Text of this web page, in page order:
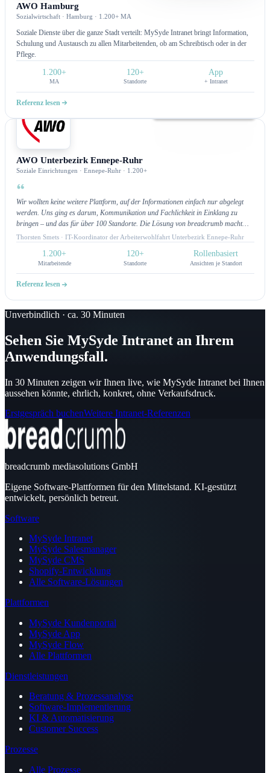
AWO Hamburg
Sozialwirtschaft · Hamburg · 1.200+ MA
Soziale Dienste über die ganze Stadt verteilt: MySyde Intranet bringt Information,
Schulung und Austausch zu allen Mitarbeitenden, ob am Schreibtisch oder in der
Pflege.
1.200+
MA
120+
Standorte
App
+ Intranet
Referenz lesen
Intranet
AWO Unterbezirk Ennepe-Ruhr
Soziale Einrichtungen · Ennepe-Ruhr · 1.200+
Wir wollten keine weitere Plattform, auf der Informationen einfach nur abgelegt
werden. Uns ging es darum, Kommunikation und Fachlichkeit in Einklang zu
bringen – und das für über 100 Standorte. Die Lösung von breadcrumb macht
genau das möglich: Mitarbeitende finden, was sie brauchen, und Fachbereiche
sondern ein echtes Arbeitsinstrument.Alle noch so individuellen Wünsche, konnten
bisher umgesetzt werden. Hier passt sich das Intranet unseren Prozessen an und
Thorsten Smets · IT-Koordinator der Arbeiterwohlfahrt Unterbezirk Ennepe-Ruhr
1.200+
Mitarbeitende
120+
Standorte
Rollenbasiert
Ansichten je Standort
Referenz lesen
Unverbindlich · ca. 30 Minuten
Sehen Sie MySyde Intranet an Ihrem
Anwendungsfall.
In 30 Minuten zeigen wir Ihnen live, wie MySyde Intranet bei Ihnen
aussehen könnte, ehrlich, konkret, ohne Verkaufsdruck.
Erstgespräch buchenWeitere Intranet-Referenzen
breadcrumb mediasolutions GmbH
Eigene Software-Plattformen für den Mittelstand. KI-gestützt
entwickelt, persönlich betreut.
Software
MySyde Intranet
MySyde Salesmanager
MySyde CMS
Shopify-Entwicklung
Alle Software-Lösungen
Plattformen
MySyde Kundenportal
MySyde App
MySyde Flow
Alle Plattformen
Dienstleistungen
Beratung & Prozessanalyse
Software-Implementierung
KI & Automatisierung
Customer Success
Prozesse
Alle Prozesse